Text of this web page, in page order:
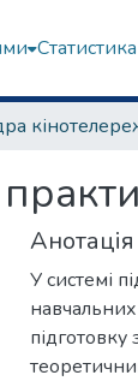
Статистика
Анотація
У системі